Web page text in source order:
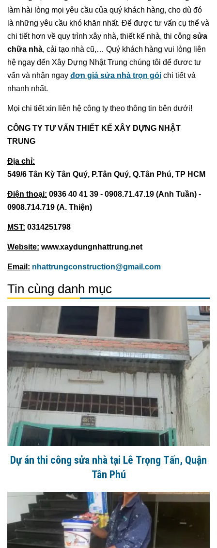
làm hài lòng mọi yêu cầu của quý khách hàng, cho dù đó
là những yêu cầu khó khăn nhất. Để được tư vấn cụ thể và
chi tiết hơn về quy trình xây nhà, thiết kế nhà, thi công sửa
chữa nhà, cải tạo nhà cũ,… Quý khách hàng vui lòng liên
hệ ngay đến Xây Dựng Nhật Trung chúng tôi để đươc tư
vấn và nhận ngay đơn giá sửa nhà trọn gói chi tiết và
nhanh nhất.
Mọi chi tiết xin liên hệ công ty theo thông tin bên dưới!
CÔNG TY TƯ VẤN THIẾT KẾ XÂY DỰNG NHẬT
TRUNG
Địa chỉ:
549/6 Tân Kỳ Tân Quý, P.Tân Quý, Q.Tân Phú, TP HCM
Điện thoại: 0936 40 41 39 - 0908.71.47.19 (Anh Tuần) -
0908.714.719 (A. Thiện)
MST: 0314251798
Website: www.xaydungnhattrung.net
Email: nhattrungconstruction@gmail.com
Tin cùng danh mục
Dự án thi công sửa nhà tại Lê Trọng Tấn, Quận
Tân Phú